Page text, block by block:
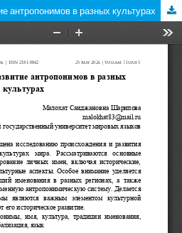
антропонимов в разных культурах